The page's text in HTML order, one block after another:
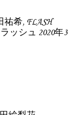
祐希, FLASH
ラッシュ 2020年3